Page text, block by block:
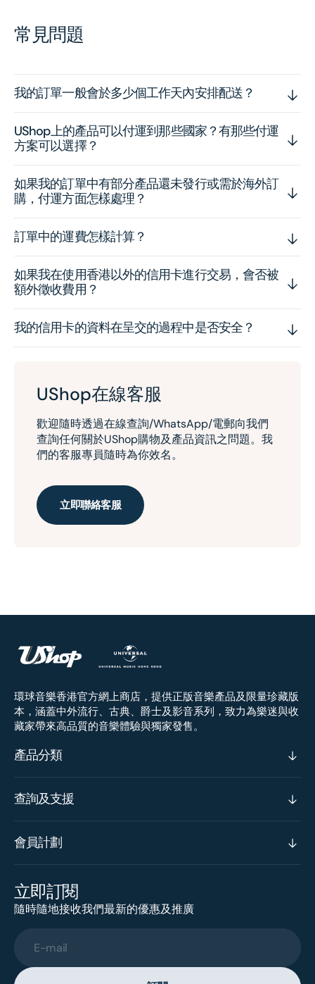
常見問題
我的訂單一般會於多少個工作天內安排配送？
UShop上的產品可以付運到那些國家？有那些付運
方案可以選擇？
如果我的訂單中有部分產品還未發行或需於海外訂
購，付運方面怎樣處理？
訂單中的運費怎樣計算？
如果我在使用香港以外的信用卡進行交易，會否被
額外徵收費用？
我的信用卡的資料在呈交的過程中是否安全？
UShop在線客服
歡迎隨時透過在線查詢/WhatsApp/電郵向我們
查詢任何關於UShop購物及產品資訊之問題。我
們的客服專員隨時為你效名。
立即聯絡客服
環球音樂香港官方網上商店，提供正版音樂產品及限量珍藏版
本，涵蓋中外流行、古典、爵士及影音系列，致力為樂迷與收
藏家帶來高品質的音樂體驗與獨家發售。
產品分類
查詢及支援
會員計劃
立即訂閱
隨時隨地接收我們最新的優惠及推廣
E-mail